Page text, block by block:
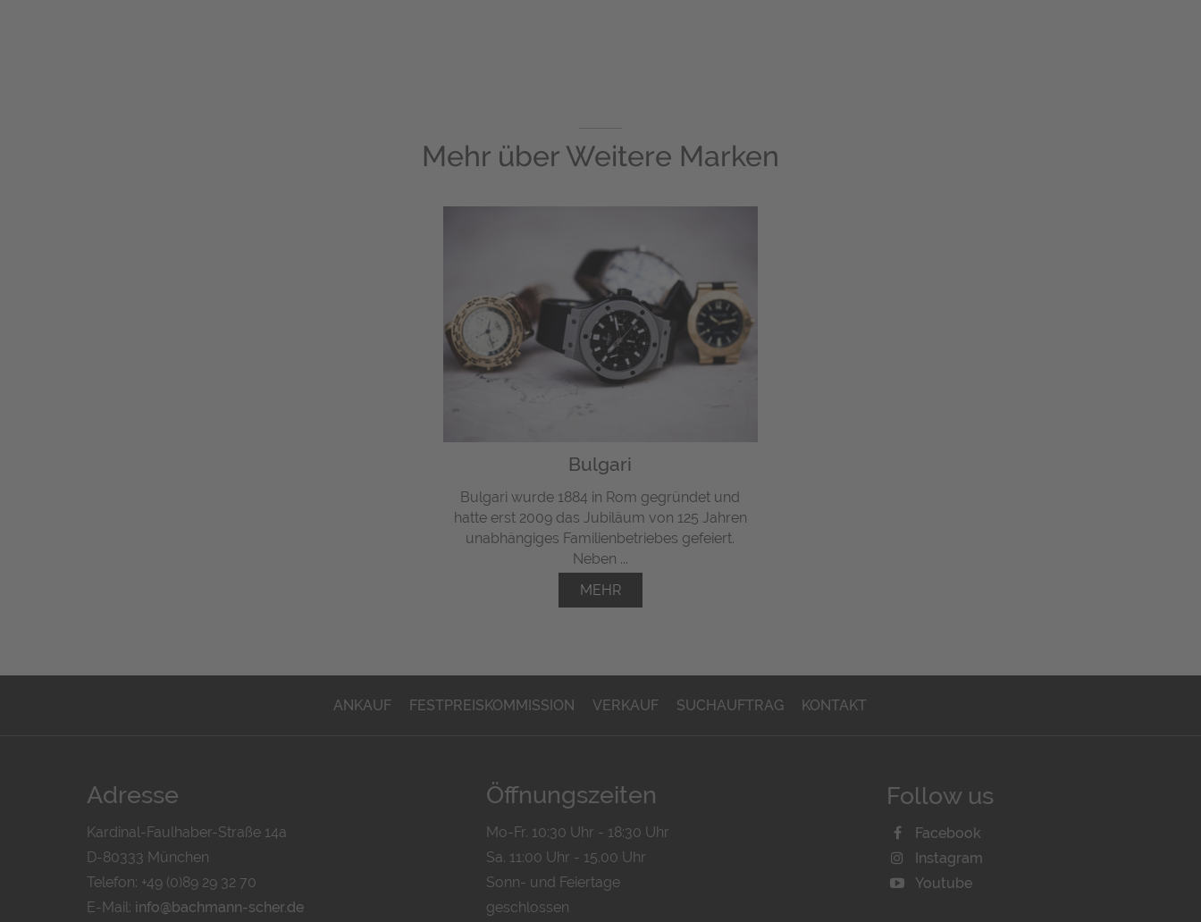
Mehr über Weitere Marken
Bulgari
Bulgari wurde 1884 in Rom gegründet und
hatte erst 2009 das Jubiläum von 125 Jahren
unabhängiges Familienbetriebes gefeiert.
Neben ...
MEHR
ANKAUF FESTPREISKOMMISSION VERKAUF SUCHAUFTRAG KONTAKT
Adresse
Kardinal-Faulhaber-Straße 14a
D-80333 München
Telefon: +49 (0)89 29 32 70
E-Mail: info@bachmann-scher.de
Öffnungszeiten
Mo-Fr. 10:30 Uhr - 18:30 Uhr
Sa. 11:00 Uhr - 15.00 Uhr
Sonn- und Feiertage
geschlossen
Follow us
Facebook
Instagram
Youtube